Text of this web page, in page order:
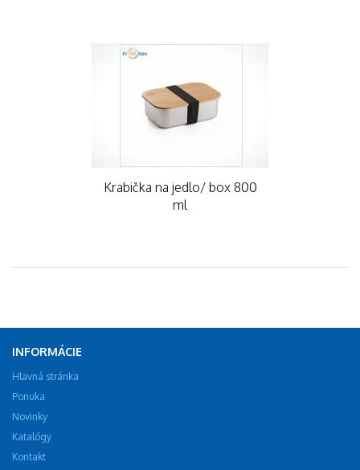
Krabička na jedlo/ box 800
ml
INFORMÁCIE
Hlavná stránka
Ponuka
Novinky
Katalógy
Kontakt